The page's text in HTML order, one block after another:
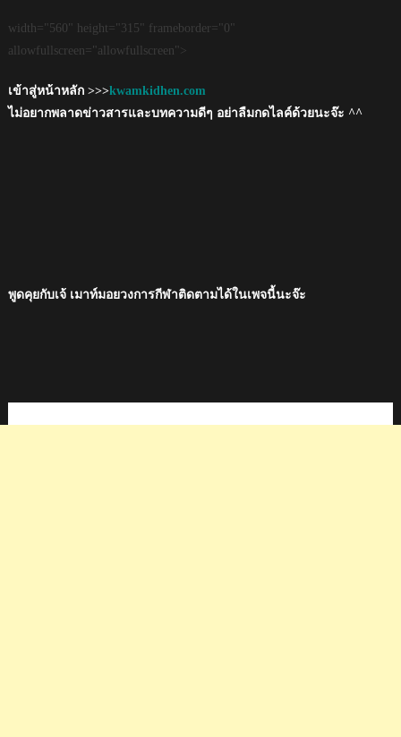
width="560" height="315" frameborder="0"
allowfullscreen="allowfullscreen">
เข้าสู่หน้าหลัก >>>kwamkidhen.com
ไม่อยากพลาดข่าวสารและบทความดีๆ อย่าลืมกดไลค์ด้วยนะจ๊ะ ^^
พูดคุยกับเจ้ เมาท์มอยวงการกีฬาติดตามได้ในเพจนี้นะจ๊ะ